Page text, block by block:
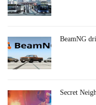
BeamNG
Secret